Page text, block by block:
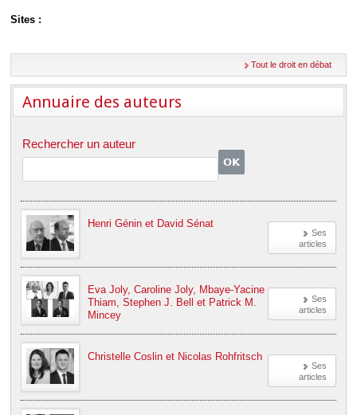
Sites :
Tout le droit en débat
Annuaire des auteurs
Rechercher un auteur
Ses
articles
Henri Génin et David Sénat
Ses
articles
Eva Joly, Caroline Joly, Mbaye-Yacine
Thiam, Stephen J. Bell et Patrick M.
Mincey
Ses
articles
Christelle Coslin et Nicolas Rohfritsch